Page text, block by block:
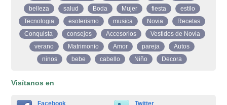
belleza
salud Boda Mujer fiesta
estilo
Tecnologia
esoterismo musica Novia
Recetas
Conquista
consejos Accesorios
Vestidos de Novia
verano
Matrimonio Amor pareja
Autos
ninos
bebe cabello Niño Decora
Visítanos en
Facebook Twitter